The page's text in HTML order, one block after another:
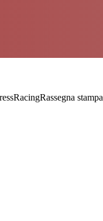
RacingRassegna stampa